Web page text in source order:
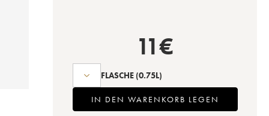
11€
FLASCHE (0.75L)
IN DEN WARENKORB LEGEN